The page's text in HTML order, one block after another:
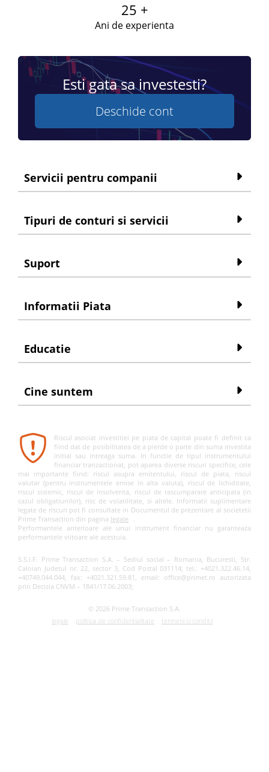
25 +
Ani de experienta
Esti gata sa investesti?
Deschide cont
Servicii pentru companii
Tipuri de conturi si servicii
Suport
Informatii Piata
Educatie
Cine suntem
Riscul asociat investitiei pe piata de capital poate fi definit ca
fiind dat de posibilitatea de a pierde o parte din suma investita
initial sau intreaga suma. In functie de tipul instrumentului
financiar tranzactionat, pot aparea diverse riscuri specifice, cele
mai importante fiind: riscul asupra emitentului, riscul de piata, riscul
valutar (pentru instrumentele emise in alta valuta), riscul de lichiditate,
riscul sistemic, riscul de insolventa, riscul de rascumparare anticipata (in
cazul obligatiunilor), risc de volatilitate, si altele. Informatii suplimentare
legate de riscuri pot fi consultate in Documentul de prezentare al societetii
Prime Transaction din pagina legale
.
Performantele anterioare ale unui instrument financiar nu garanteaza
performantele viitoare ale acestuia.
S.S.I.F. Prime Transaction S.A. – Sediul social – Romania, Bucuresti, Str.
Caloian Judetul nr. 22, sector 3, Cod Postal 031114; tel.: +4021.322.46.14,
+40749.044.044, fax: +4021.321.59.81, email: office@primet.ro autorizata
prin Decizia CNVM – 1841/17.06.2003;
© 2026 Prime Transaction S.A.
legale
politica de confidentialitate termeni si conditii